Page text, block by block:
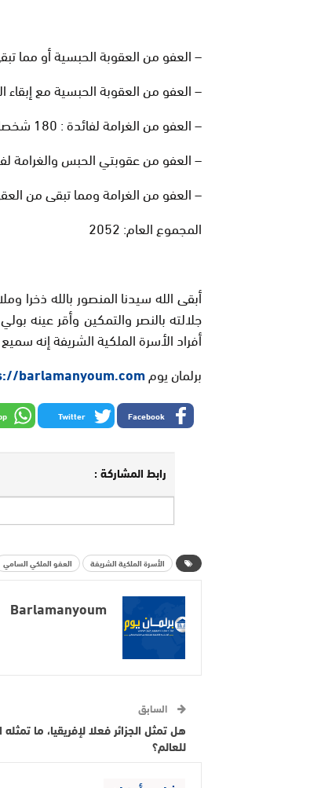
– العفو من العقوبة الحبسية أو مما تبقى
– العفو من العقوبة الحبسية مع إبقاء
– العفو من الغرامة لفائدة : 180 شخصا
– العفو من عقوبتي الحبس والغرامة لفائدة :
– العفو من الغرامة ومما تبقى من العقوبة
المجموع العام: 2052
أبقى الله سيدنا المنصور بالله ذخرا
جلالته بالنصر والتمكين وأقر عينه
أفراد الأسرة الملكية الشريفة إنه
برلمان يومbarlamanyoum.com
Facebook
Twitter
رابط المشاركة :
الأسرة الملكية الشريفة العفو الملكي السامي
Barlamanyoum
السابق
هل تمثل الجزائر فعلا لإفريقيا، ما
للعالم؟